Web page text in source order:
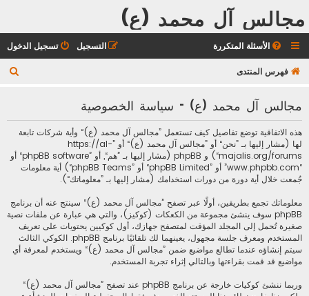
مجالس آل محمد (ع)
الأسئلة المتكررة تسجيل الدخول التسجيل
فهرس المنتدى
مجالس آل محمد (ع) - سياسة الخصوصية
هذه الاتفاقية توضع تفاصيل كيف تستعمل ”مجالس آل محمد (ع)“ وأية شركات تابعة
لها (مشار إليها بـ ”نحن“ أو ”مجالس آل محمد (ع)“ أو ”https://al-
majalis.org/forums“) و phpBB (مشار إليها بـ ”هم“, أو ”phpBB software“ أو
“www.phpbb.com” أو ”phpBB Limited“ أو ”phpBB Teams“) أية معلومات
جُمعت خلال أية دورة من دورات استخدامك (مشار إليها بـ ”معلوماتك“).
معلوماتك تجمع بطريقين، أولًا عبر تصفح ”مجالس آل محمد (ع)“ سينتج عنه أن برنامج
phpBB سوف ينشئ مجموعة من الكعكات (كوكيز)، والتي هي عبارة عن ملفات نصية
صغيرة تُحمل إلى المجلد المؤقت لمتصفح جهازك، أول كوكيين يحتويات على تعريف
المستخدم ومعرف جلسة مجهول، يعينهما لك تلقائيًا برنامج phpBB. الكوكي الثالث
سيتم إنشاؤه عندما تطالع مواضيع ضمن ”مجالس آل محمد (ع)“ ويستخدم لمعرفة أي
مواضيع قد قمت بقراءتها وبالتالي إثراء تجربة المستخدم.
وربما ننشئ كوكيات خارجة عن برنامج phpBB عند تصفح ”مجالس آل محمد (ع)“